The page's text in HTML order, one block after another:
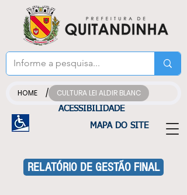
ACESSIBILIDADE
MAPA DO SITE
HOME / CULTURA LEI ALDIR BLANC
RELATÓRIO DE GESTÃO FINAL